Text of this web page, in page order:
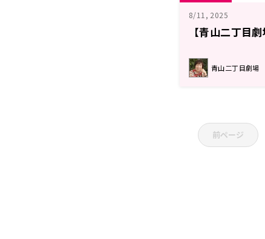
8/11, 2025
【青山二丁目
青山二丁目劇場
前ページ